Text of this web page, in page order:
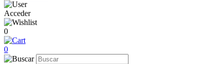
Acceder
0
0